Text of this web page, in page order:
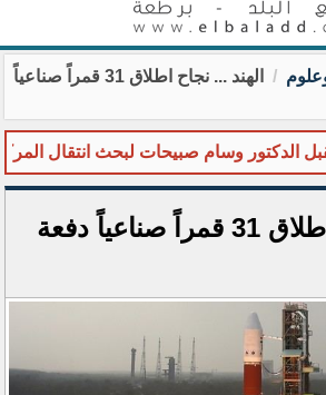
الهند ... نجاح اطلاق 31 قمراً صناعياً
وسام صبيحات لبحث انتقال المركز
الهند ... نجاح اطلاق 31 قمراً صناعياً دفعة